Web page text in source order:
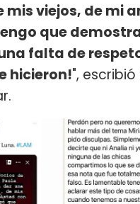
mis viejos, de mi
que
falta de
hicieron!",